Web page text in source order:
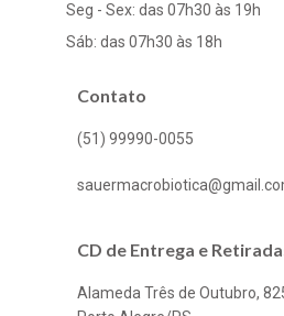
Seg - Sex: das 07h30 às 19h
Sáb: das 07h30 às 18h
Contato
(51) 99990-0055
CD de Entrega e
Alameda Três de Outubro,